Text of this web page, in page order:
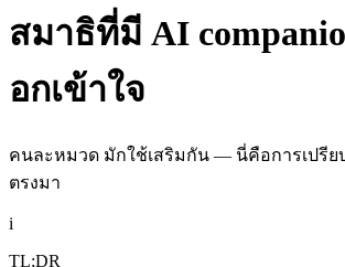
สมาธิที่มี AI
อกเข้าใจ
คนละหมวด มักใช้เสริมกัน — นี่คือการเปรีย
ตรงมา
i
TL;DR